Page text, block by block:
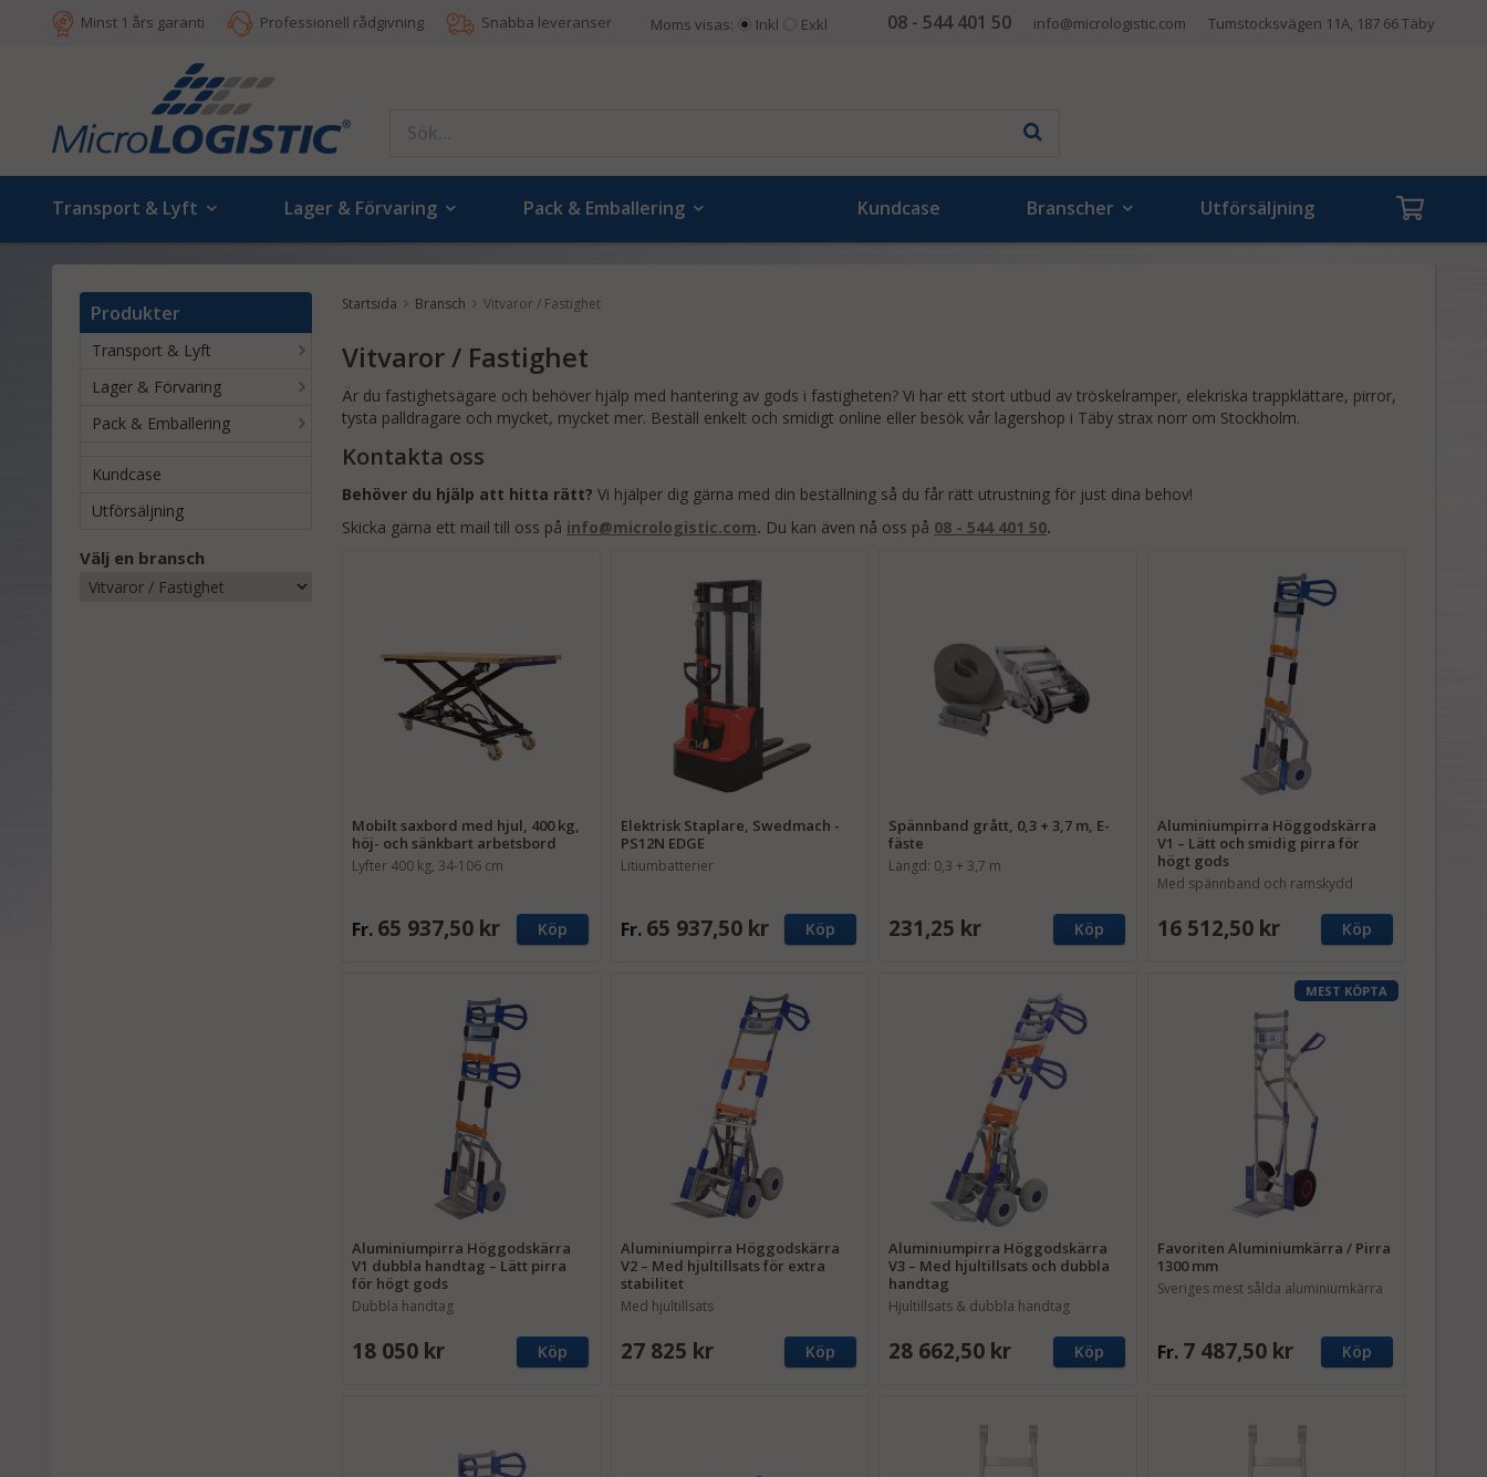
Minst 1 års garanti Professionell rådgivning Snabba leveranser 08 - 544 401 50 info@micrologistic.com Tumstocksvägen 11A, 187 66 Täby
Moms visas: Inkl Exkl
Transport & Lyft Lager & Förvaring Pack & Emballering Kundcase Branscher Utförsäljning
Produkter
Transport & Lyft
Lager & Förvaring
Pack & Emballering
Kundcase
Utförsäljning
Välj en bransch
Startsida Bransch Vitvaror / Fastighet
Vitvaror / Fastighet
Är du fastighetsägare och behöver hjälp med hantering av gods i fastigheten? Vi har ett stort utbud av tröskelramper, elekriska trappklättare, pirror,
tysta palldragare och mycket, mycket mer. Beställ enkelt och smidigt online eller besök vår lagershop i Täby strax norr om Stockholm.
Kontakta oss
Behöver du hjälp att hitta rätt? Vi hjälper dig gärna med din beställning så du får rätt utrustning för just dina behov!
Skicka gärna ett mail till oss på info@micrologistic.com. Du kan även nå oss på 08 - 544 401 50.
Mobilt saxbord med hjul, 400 kg,
höj- och sänkbart arbetsbord
Lyfter 400 kg, 34-106 cm
Fr. 65 937,50 kr Köp
Elektrisk Staplare, Swedmach -
PS12N EDGE
Litiumbatterier
Fr. 65 937,50 kr Köp
Spännband grått, 0,3 + 3,7 m, E-
fäste
Längd: 0,3 + 3,7 m
231,25 kr Köp
Aluminiumpirra Höggodskärra
V1 – Lätt och smidig pirra för
högt gods
Med spännband och ramskydd
16 512,50 kr Köp
Aluminiumpirra Höggodskärra
V1 dubbla handtag – Lätt pirra
för högt gods
Dubbla handtag
18 050 kr Köp
Aluminiumpirra Höggodskärra
V2 – Med hjultillsats för extra
stabilitet
Med hjultillsats
27 825 kr Köp
Aluminiumpirra Höggodskärra
V3 – Med hjultillsats och dubbla
handtag
Hjultillsats & dubbla handtag
28 662,50 kr Köp
MEST KÖPTA
Favoriten Aluminiumkärra / Pirra
1300 mm
Sveriges mest sålda aluminiumkärra
Fr. 7 487,50 kr Köp